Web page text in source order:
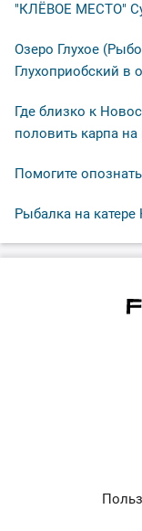
"КЛЁВОЕ МЕСТО"
Озеро Глухое
Глухоприобский в
Где близко к
половить карпа на
Помогите
Рыбалка на